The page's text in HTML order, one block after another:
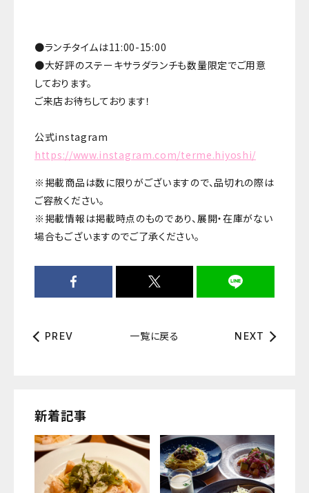
●ランチタイムは11:00-15:00
●大好評のステーキサラダランチも数量限定でご用意
しております。
ご来店お待ちしております！
公式instagram
https://www.instagram.com/terme.hiyoshi/
※掲載商品は数に限りがございますので、品切れの際は
ご容赦ください。
※掲載情報は掲載時点のものであり、展開・在庫がない
場合もございますのでご了承ください。
PREV 一覧に戻る NEXT
新着記事